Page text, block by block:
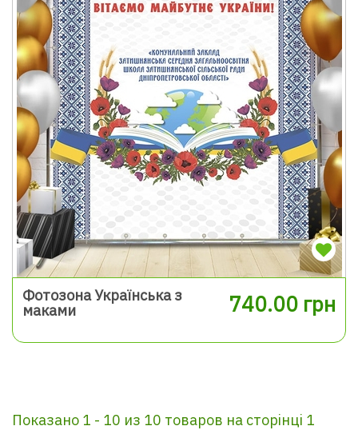
Фотозона Українська з
маками
740.00 грн
Показано 1 - 10 из 10 товаров на сторінці 1